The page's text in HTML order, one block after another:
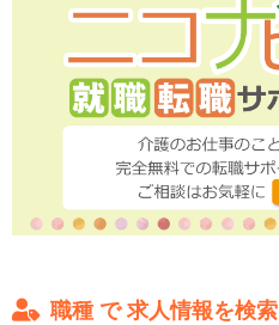
職種 で 求人情報を検索